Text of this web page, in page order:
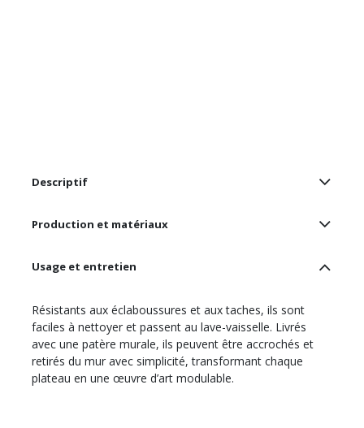
Descriptif
Production et matériaux
Usage et entretien
Résistants aux éclaboussures et aux taches, ils sont
faciles à nettoyer et passent au lave-vaisselle. Livrés
avec une patère murale, ils peuvent être accrochés et
retirés du mur avec simplicité, transformant chaque
plateau en une œuvre d’art modulable.